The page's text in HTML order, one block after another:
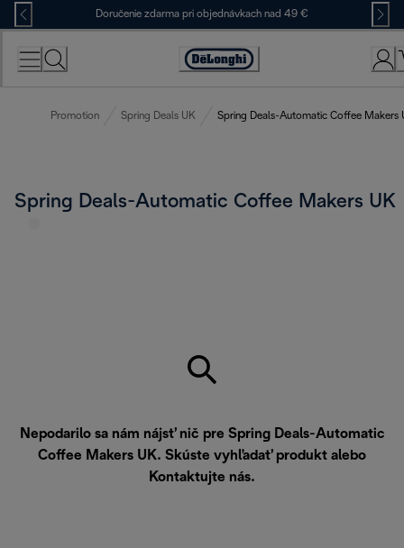
Skip
to
Content
Doručenie zdarma pri objednávkach nad 49 €
Accessibility
Promotion Spring Deals UK Spring Deals-Automatic Coffee Makers
Spring Deals-Automatic Coffee Makers UK
Nepodarilo sa nám nájsť nič pre Spring Deals-Automatic
Coffee Makers UK. Skúste vyhľadať produkt alebo
Kontaktujte nás.